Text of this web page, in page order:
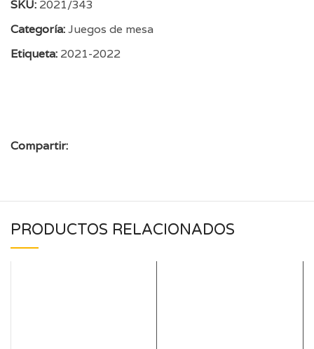
SKU: 2021/343
Categoría:Juegos de mesa
Etiqueta: 2021-2022
Compartir:
PRODUCTOS RELACIONADOS